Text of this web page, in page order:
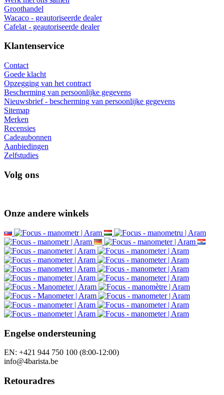
Groothandel
Wacaco - geautoriseerde dealer
Cafelat - geautoriseerde dealer
Klantenservice
Contact
Goede klacht
Opzegging van het contract
Bescherming van persoonlijke gegevens
Nieuwsbrief - bescherming van persoonlijke gegevens
Sitemap
Merken
Recensies
Cadeaubonnen
Aanbiedingen
Zelfstudies
Volg ons
Onze andere winkels
Engelse ondersteuning
EN: +421 944 750 100 (8:00-12:00)
info@4barista.be
Retouradres